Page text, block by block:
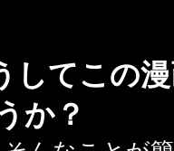
してこの
か？